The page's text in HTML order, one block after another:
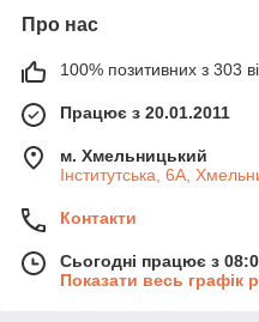
Про нас
100% позитивних з 303
Працює з 20.01.2011
м. Хмельницький
Інститутська, 6А,
Контакти
Сьогодні працює з
Показати весь графік